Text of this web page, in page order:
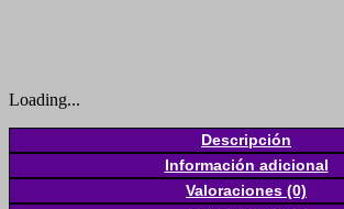
Loading...
Descripción
Información adicional
Valoraciones (0)